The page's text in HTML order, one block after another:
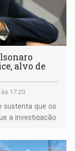
alvo de
17:20
sustenta que os
a investigação